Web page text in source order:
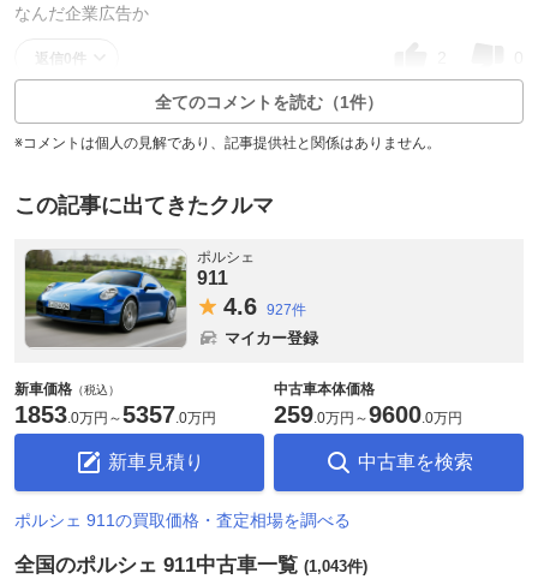
なんだ企業広告か
返信0件
全てのコメントを読む（1件）
※コメントは個人の見解であり、記事提供社と関係はありません。
この記事に出てきたクルマ
ポルシェ
911
4.6 927件
マイカー登録
新車価格 （税込）
1853.0万円 ～5357.0万円
新車見積り
中古車本体価格
259.0万円 ～9600.0万円
中古車を検索
ポルシェ 911の買取価格・査定相場を調べる
全国のポルシェ 911中古車一覧 (1,043件)